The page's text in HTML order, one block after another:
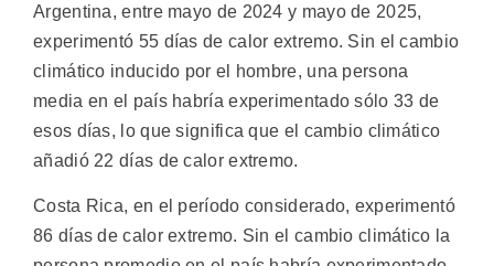
Argentina, entre mayo de 2024 y mayo de 2025,
experimentó 55 días de calor extremo. Sin el cambio
climático inducido por el hombre, una persona
media en el país habría experimentado sólo 33 de
esos días, lo que significa que el cambio climático
añadió 22 días de calor extremo.
Costa Rica, en el período considerado, experimentó
86 días de calor extremo. Sin el cambio climático la